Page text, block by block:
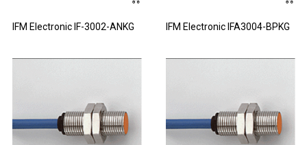
IFM Electronic IF-3002-ANKG IFM Electronic IFA3004-BPKG